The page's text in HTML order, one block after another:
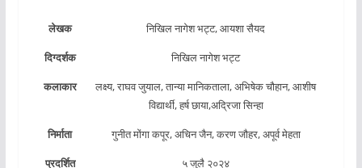
लेखक
निखिल नागेश भट्ट, आयशा सैयद
दिग्दर्शक
निखिल नागेश भट्ट
कलाकार
लक्ष्य, राघव जुयाल, तान्या मानिकताला, अभिषेक चौहान, आशीष
विद्यार्थी, हर्ष छाया,अद्रिजा सिन्हा
निर्माता
गुनीत मोंगा कपूर, अचिन जैन, करण जौहर, अपूर्व मेहता
प्रदर्शित
५ जुलै २०२४